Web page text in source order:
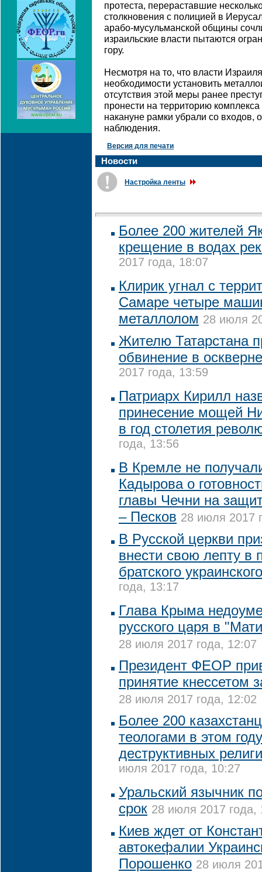
протеста, перераставшие
столкновения с полицией в
арабо-мусульманской общины
израильские власти пытаются
гору.
Несмотря на то, что власти
необходимости установить
отсутствия этой меры ранее
пронести на территорию
накануне рамки убрали со входов,
наблюдения.
Версия для печати
Новости
Настройка ленты
Более 200 жителей
крещение в водах
2017 года, 18:07
Клирик угнал с
Самаре четыре
металлолом 28 июля
Жителю Татарстана
обвинение в
2017 года, 13:59
Патриарх Кирилл
принесение мощей
в год столетия
года, 13:56
В Кремле не
Кадырова о
главы Чечни на
– Песков 28 июля 2017
В Русской церкви
внести свою лепту в
братского
года, 13:17
Глава Крыма
русского царя в
28 июля 2017 года, 12:07
Президент ФЕОР
принятие кнессетом
28 июля 2017 года, 12:02
Более 200
теологами в этом
деструктивных
июля 2017 года, 10:27
Уральский язычник
срок 28 июля 2017 года,
Киев ждет от
автокефалии
Порошенко 28 июля